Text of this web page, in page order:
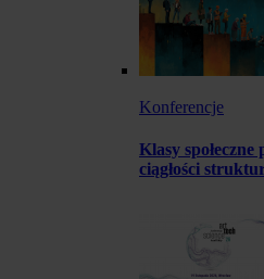
Konferencje
Klasy
ciągłości